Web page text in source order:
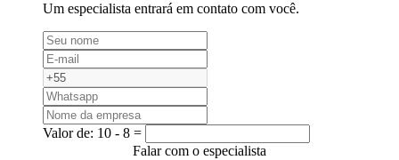
Um especialista entrará em contato com você.
Valor de: 10 - 8 =
Falar com o especialista